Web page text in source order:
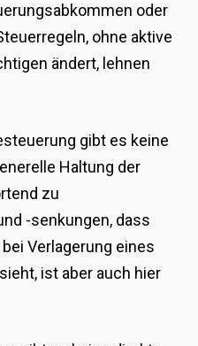
oder
ohne aktive
ändert, lehnen
gibt es keine
Haltung der
zu
-senkungen, dass
Verlagerung eines
ist aber auch hier